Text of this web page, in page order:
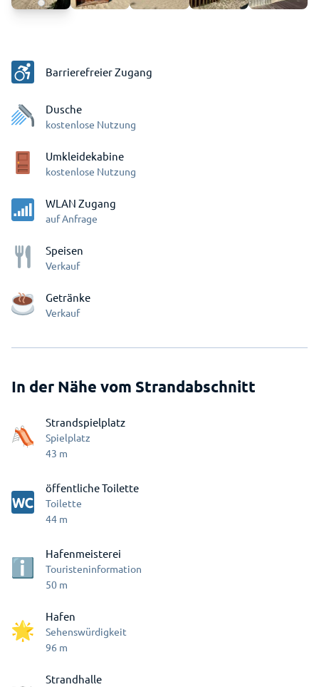
Barrierefreier Zugang
Dusche
kostenlose Nutzung
Umkleidekabine
kostenlose Nutzung
WLAN Zugang
auf Anfrage
Speisen
Verkauf
Getränke
Verkauf
In der Nähe vom Strandabschnitt
Strandspielplatz
Spielplatz
43 m
öffentliche Toilette
Toilette
44 m
Hafenmeisterei
Touristeninformation
50 m
Hafen
Sehenswürdigkeit
96 m
Strandhalle